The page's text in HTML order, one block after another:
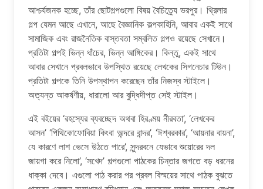
আশ্চর্যজনক হচ্ছে, তাঁর ছোটগল্পগুলো বিষয় বৈচিত্র্যে ভরপুর। থ্রিলার
গল্প যেমন আছে এখানে, আছে বৈজ্ঞানিক কল্পকাহিনি, আবার একই সাথে
সামাজিক এবং রাজনৈতিক বাস্তবতা সম্বলিত গল্পও রয়েছে সেখানে।
প্রতিটা গল্পই ভিন্ন ধাঁচের, ভিন্ন আঙ্গিকের। কিন্তু, একই সাথে
আবার সেখানে প্রবলভাবে উপস্থিত রয়েছে লেখকের সিগনেচার টিউন।
প্রতিটা গল্পকে তিনি উপস্থাপন করেছেন তাঁর নিজস্ব স্টাইলে।
অত্যন্ত আকর্ষণীয়, ধারালো আর বুদ্ধিদীপ্ত সেই স্টাইল।
এই বইয়ের ‘রহস্যের ব্যবচ্ছেদ অথবা হিরণ্ময় নীরবতা’, ‘লেখকের
আসন’ ‘পিথিকোফোবিয়া কিংবা অন্দরে বান্দর’, ‘ঈশ্বরকার’, ‘আয়নার বায়না’,
যে কারণে লাশ ভেসে উঠতে পারে’, সুন্দরবনে যেভাবে শুয়োরের দল
জায়গা করে নিলো’, ‘সখেদ’ গল্পগুলো পাঠকের চিন্তার জগতে বড় ধরনের
ধাক্কা দেবে। এগুলো পাঠ করার পর প্রবল বিস্ময়ের সাথে পাঠক বুঝতে